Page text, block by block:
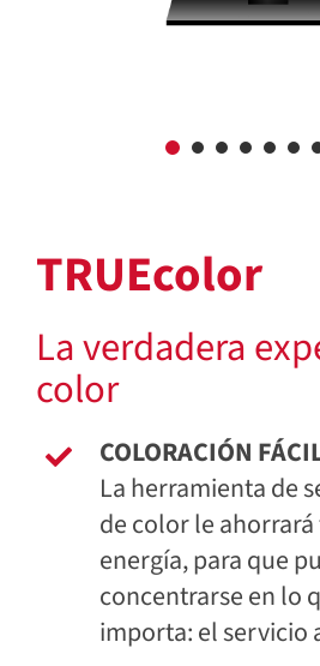
TRUEcolor
La verdadera
color
COLORACIÓN
La herramienta de
de color le
energía, para que
concentrarse en lo
importa: el servicio